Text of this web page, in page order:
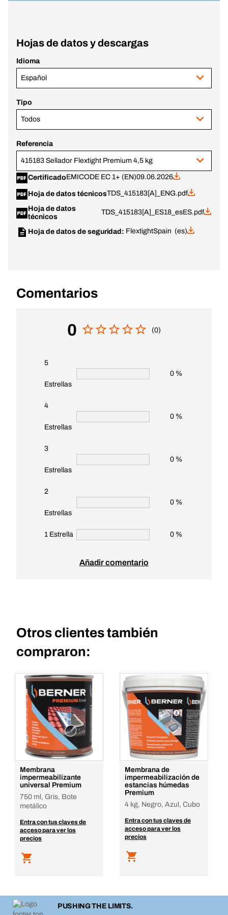
Hojas de datos y descargas
Idioma
Español
Tipo
Todos
Referencia
415183 Sellador Flextight Premium 4,5 kg
CertificadoEMICODE EC 1+ (EN)09.06.2026
Hoja de datos técnicosTDS_415183[A]_ENG.pdf
Hoja de datos
técnicos
TDS_415183[A]_ES18_esES.pdf
Hoja de datos de seguridad: FlextightSpain (es)
Comentarios
0 (0)
5
Estrellas
0 %
4
Estrellas
0 %
3
Estrellas
0 %
2
Estrellas
0 %
1 Estrella 0 %
Añadir comentario
Otros clientes también
compraron:
Membrana
impermeabilizante
universal Premium
750 ml, Gris, Bote
metálico
Entra con tus claves de
acceso para ver los
precios
Membrana de
impermeabilización de
estancias húmedas
Premium
4 kg, Negro, Azul, Cubo
Entra con tus claves de
acceso para ver los
precios
PUSHING THE LIMITS.